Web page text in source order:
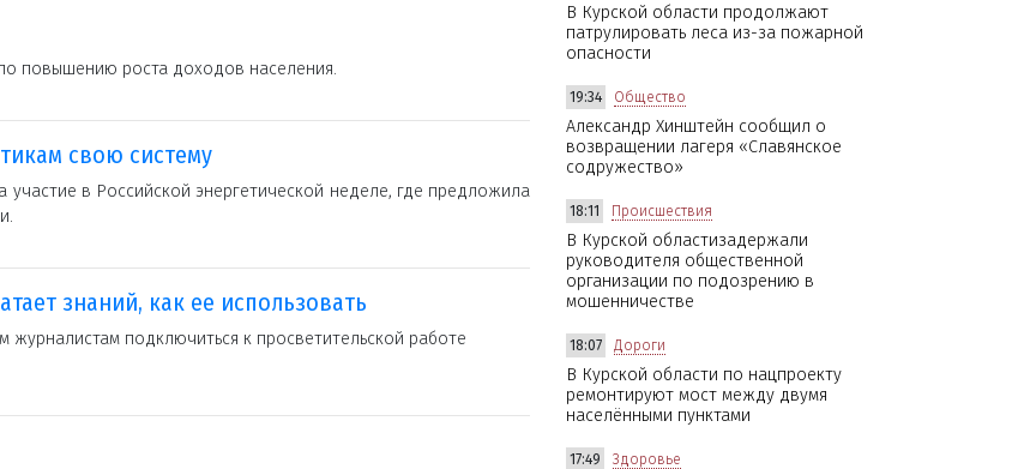
повышению роста доходов населения.
свою систему
участие в Российской энергетической неделе, где предложила
знаний, как ее использовать
подключиться к просветительской работе
В Курской области продолжают
патрулировать леса из-за пожарной
опасности
19:34 Общество
Александр Хинштейн сообщил о
возвращении лагеря «Славянское
содружество»
18:11 Происшествия
В Курской областизадержали
руководителя общественной
организации по подозрению в
мошенничестве
18:07 Дороги
В Курской области по нацпроекту
ремонтируют мост между двумя
населёнными пунктами
17:49 Здоровье